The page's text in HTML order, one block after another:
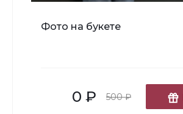
В корзину
Фото на букете
0 ₽ 500 ₽